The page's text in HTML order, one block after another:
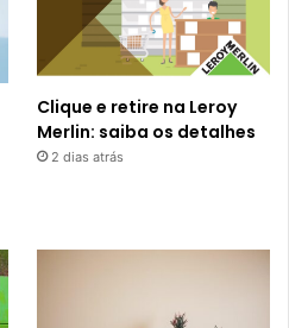
Clique e retire na Leroy
Merlin: saiba os detalhes
2 dias atrás